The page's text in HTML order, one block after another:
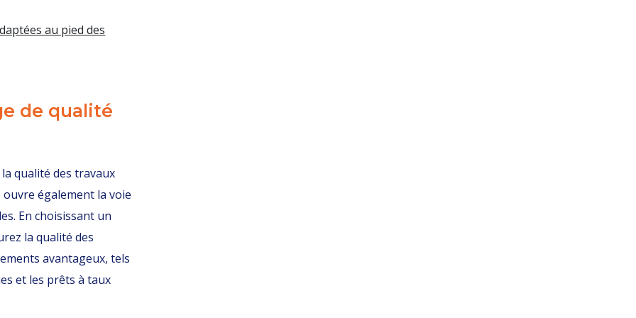
au pied des
de qualité
qualité des travaux
également la voie
En choisissant un
la qualité des
avantageux, tels
et les prêts à taux